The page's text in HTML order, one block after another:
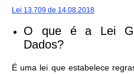
Lei 13.709 de 14.08.2018
O que é a Lei
Dados?
É uma lei que estabelece